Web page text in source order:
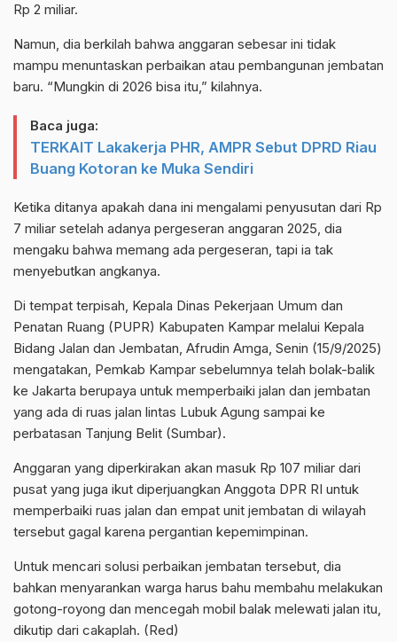
Rp 2 miliar.
Namun, dia berkilah bahwa anggaran sebesar ini tidak
mampu menuntaskan perbaikan atau pembangunan jembatan
baru. “Mungkin di 2026 bisa itu,” kilahnya.
Baca juga:
TERKAIT Lakakerja PHR, AMPR Sebut DPRD Riau
Buang Kotoran ke Muka Sendiri
Ketika ditanya apakah dana ini mengalami penyusutan dari Rp
7 miliar setelah adanya pergeseran anggaran 2025, dia
mengaku bahwa memang ada pergeseran, tapi ia tak
menyebutkan angkanya.
Di tempat terpisah, Kepala Dinas Pekerjaan Umum dan
Penatan Ruang (PUPR) Kabupaten Kampar melalui Kepala
Bidang Jalan dan Jembatan, Afrudin Amga, Senin (15/9/2025)
mengatakan, Pemkab Kampar sebelumnya telah bolak-balik
ke Jakarta berupaya untuk memperbaiki jalan dan jembatan
yang ada di ruas jalan lintas Lubuk Agung sampai ke
perbatasan Tanjung Belit (Sumbar).
Anggaran yang diperkirakan akan masuk Rp 107 miliar dari
pusat yang juga ikut diperjuangkan Anggota DPR RI untuk
memperbaiki ruas jalan dan empat unit jembatan di wilayah
tersebut gagal karena pergantian kepemimpinan.
Untuk mencari solusi perbaikan jembatan tersebut, dia
bahkan menyarankan warga harus bahu membahu melakukan
gotong-royong dan mencegah mobil balak melewati jalan itu,
dikutip dari cakaplah. (Red)